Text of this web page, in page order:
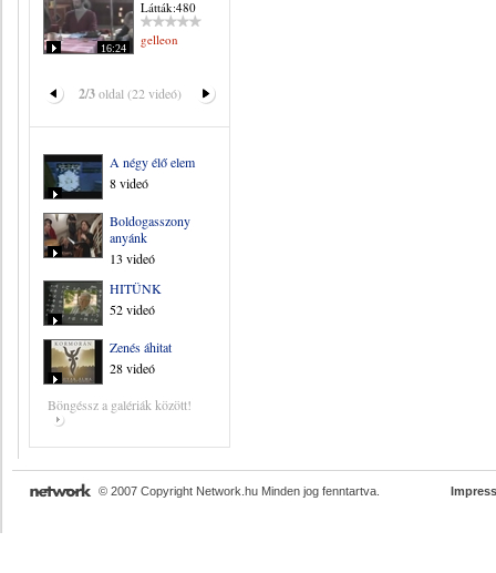
16:24
Látták:480
gelleon
2/3oldal (22 videó)
A négy élő elem
8 videó
Boldogasszony
anyánk
13 videó
HITÜNK
52 videó
Zenés áhitat
28 videó
Böngéssz a galériák között!
© 2007 Copyright Network.hu Minden jog fenntartva.